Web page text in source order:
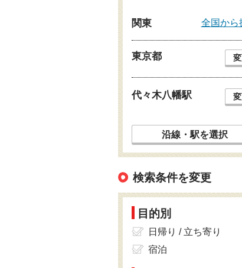
関東 全国から
東京都
代々木八幡駅
沿線・駅を選択
検索条件を変更
目的別
日帰り / 立ち寄り
宿泊